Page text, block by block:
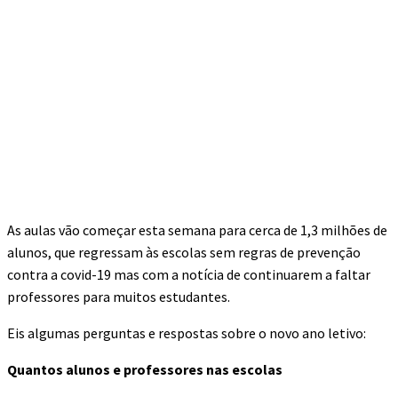
As aulas vão começar esta semana para cerca de 1,3 milhões de
alunos, que regressam às escolas sem regras de prevenção
contra a covid-19 mas com a notícia de continuarem a faltar
professores para muitos estudantes.
Eis algumas perguntas e respostas sobre o novo ano letivo:
Quantos alunos e professores nas escolas